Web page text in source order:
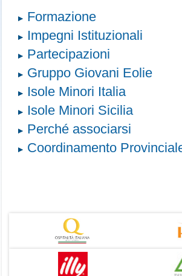
Formazione
Impegni Istituzionali
Partecipazioni
Gruppo Giovani Eolie
Isole Minori Italia
Isole Minori Sicilia
Perché associarsi
Coordinamento